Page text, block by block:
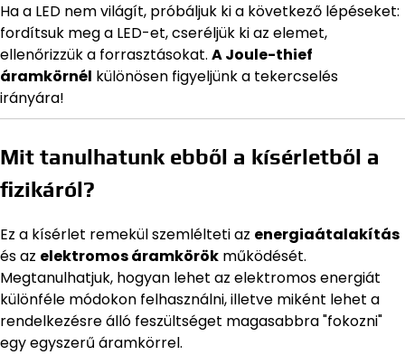
Ha a LED nem világít, próbáljuk ki a következő lépéseket:
fordítsuk meg a LED-et, cseréljük ki az elemet,
ellenőrizzük a forrasztásokat. A Joule-thief
áramkörnél különösen figyeljünk a tekercselés
irányára!
Mit tanulhatunk ebből a kísérletből a
fizikáról?
Ez a kísérlet remekül szemlélteti az energiaátalakítás
és az elektromos áramkörök működését.
Megtanulhatjuk, hogyan lehet az elektromos energiát
különféle módokon felhasználni, illetve miként lehet a
rendelkezésre álló feszültséget magasabbra "fokozni"
egy egyszerű áramkörrel.